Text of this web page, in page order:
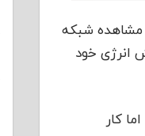
مشاهده شبکه
انرژی خود
کار